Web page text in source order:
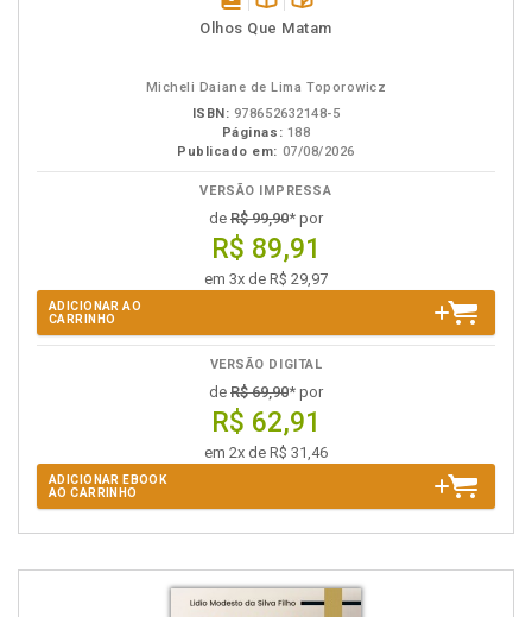
disponívelDisponível
páginas
Olhos Que Matam
Micheli Daiane de Lima Toporowicz
ISBN: 978652632148-5
Páginas: 188
Publicado em: 07/08/2026
VERSÃO IMPRESSA
de R$ 99,90* por
R$ 89,91
em 3x de R$ 29,97
ADICIONAR AO
CARRINHO
VERSÃO DIGITAL
de R$ 69,90* por
R$ 62,91
em 2x de R$ 31,46
ADICIONAR EBOOK
AO CARRINHO